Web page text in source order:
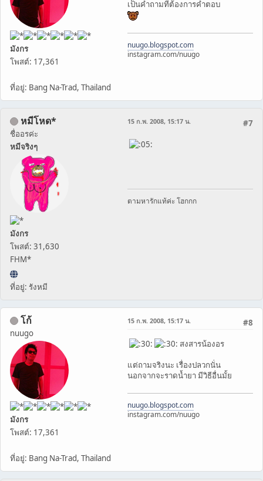
มังกร
โพสต์: 17,361
ที่อยู่: Bang Na-Trad, Thailand
เป็นคำถามที่ต้องการคำตอบ
nuugo.blogspot.com
instagram.com/nuugo
หมีโหด*
ชื่ออรค่ะ
หมีจริงๆ
มังกร
โพสต์: 31,630
FHM*
ที่อยู่: รังหมี
#7
15 ก.พ. 2008, 15:17 น.
ตามหารักแท้ค่ะ โฮกกก
โก้
nuugo
มังกร
โพสต์: 17,361
ที่อยู่: Bang Na-Trad, Thailand
#8
15 ก.พ. 2008, 15:17 น.
สงสารน้องอร
แต่ถามจริงนะ เรื่องปลวกนั่น
นอกจากจะราดน้ำยา มีวิธีอื่นมั้ย
nuugo.blogspot.com
instagram.com/nuugo